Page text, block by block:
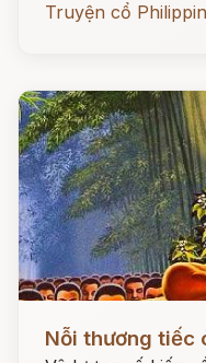
Truyện cổ
Đọc ngay
Nỗi thương tiếc